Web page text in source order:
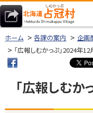
本
文
へ北海道占冠村
ホーム 各課の案内 企画
「広報しむかっぷ」2024年12
「広報しむ
ページ内目次